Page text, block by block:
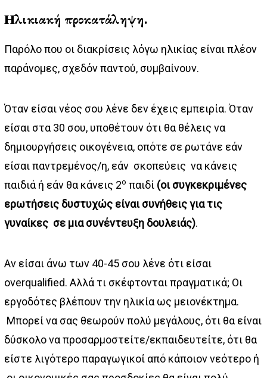
Ηλικιακή προκατάληψη.
Παρόλο που οι διακρίσεις λόγω ηλικίας είναι πλέον
παράνομες, σχεδόν παντού, συμβαίνουν.
Όταν είσαι νέος σου λένε δεν έχεις εμπειρία. Όταν
είσαι στα 30 σου, υποθέτουν ότι θα θέλεις να
δημιουργήσεις οικογένεια, οπότε σε ρωτάνε εάν
είσαι παντρεμένος/η, εάν σκοπεύεις να κάνεις
παιδιά ή εάν θα κάνεις 2ο παιδί (οι συγκεκριμένες
ερωτήσεις δυστυχώς είναι συνήθεις για τις
γυναίκες σε μια συνέντευξη δουλειάς).
Αν είσαι άνω των 40-45 σου λένε ότι είσαι
overqualified. Αλλά τι σκέφτονται πραγματικά; Οι
εργοδότες βλέπουν την ηλικία ως μειονέκτημα.
Μπορεί να σας θεωρούν πολύ μεγάλους, ότι θα είναι
δύσκολο να προσαρμοστείτε/εκπαιδευτείτε, ότι θα
είστε λιγότερο παραγωγικοί από κάποιον νεότερο ή